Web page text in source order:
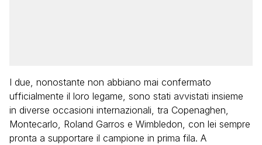
I due, nonostante non abbiano mai confermato
ufficialmente il loro legame, sono stati avvistati insieme
in diverse occasioni internazionali, tra Copenaghen,
Montecarlo, Roland Garros e Wimbledon, con lei sempre
pronta a supportare il campione in prima fila. A